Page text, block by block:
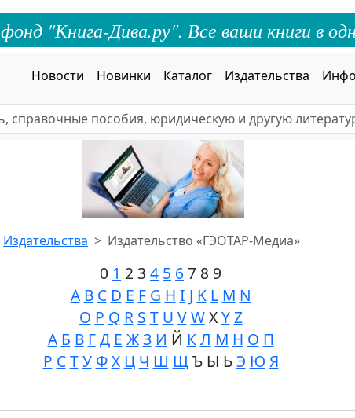
"Книга-Дива.ру". Все ваши книги в
Новости Новинки Каталог Издательства
Издательства Издательство «ГЭОТАР-Медиа»
0 1 2 3 4 5 6 7 8 9
A B C D E F G H I J K L M N
O P Q R S T U V WXY Z
А Б В Г Д Е Ж З И Й К Л М Н О П
Р С Т У Ф Х Ц Ч Ш ЩЪ Ы ЬЭ Ю Я